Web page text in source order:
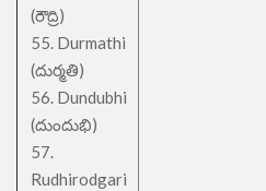
(రౌద్రి)
55. Durmathi
(దుర్మతి)
56. Dundubhi
(దుందుభి)
57.
Rudhirodgari